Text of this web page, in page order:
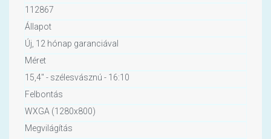
112867
Állapot
Új, 12 hónap garanciával
Méret
15,4" - szélesvásznú - 16:10
Felbontás
WXGA (1280x800)
Megvilágítás